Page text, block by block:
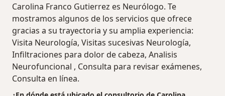
Carolina Franco Gutierrez es Neurólogo. Te
mostramos algunos de los servicios que ofrece
gracias a su trayectoria y su amplia experiencia:
Visita Neurología, Visitas sucesivas Neurología,
Infiltraciones para dolor de cabeza, Analisis
Neurofuncional , Consulta para revisar exámenes,
Consulta en línea.